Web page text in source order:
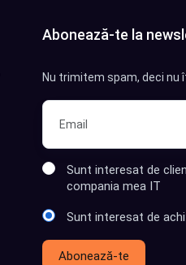
Abonează-te la
Nu trimitem spam, deci nu
Sunt interesat de
compania mea IT
Sunt interesat de
Abonează-te